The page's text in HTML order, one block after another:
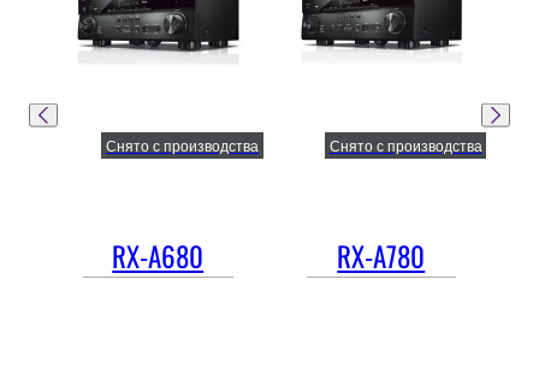
RX-A680
Снято с производства
RX-A780
Снято с производства